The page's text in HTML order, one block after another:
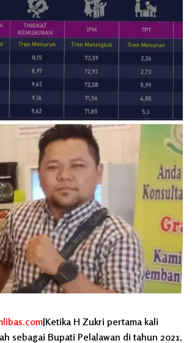
|Ketika H Zukri pertama kali
sebagai Bupati Pelalawan di tahun 2021,